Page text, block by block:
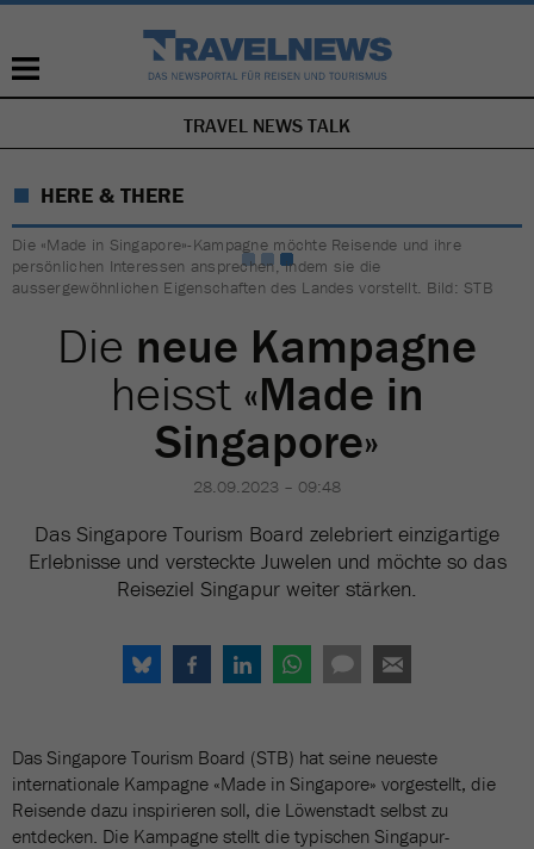
NAVIGATION
ÜBERSPRINGEN
TRAVEL NEWS TALK
HERE & THERE
Die «Made in Singapore»-Kampagne möchte Reisende und ihre
persönlichen Interessen ansprechen, indem sie die
aussergewöhnlichen Eigenschaften des Landes vorstellt. Bild: STB
Die neue Kampagne
heisst «Made in
Singapore»
28.09.2023 – 09:48
Das Singapore Tourism Board zelebriert einzigartige
Erlebnisse und versteckte Juwelen und möchte so das
Reiseziel Singapur weiter stärken.
Das Singapore Tourism Board (STB) hat seine neueste
internationale Kampagne «Made in Singapore» vorgestellt, die
Reisende dazu inspirieren soll, die Löwenstadt selbst zu
entdecken. Die Kampagne stellt die typischen Singapur-